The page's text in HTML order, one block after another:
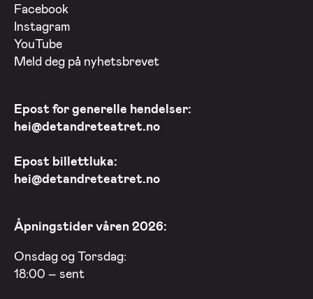
Facebook
Instagram
YouTube
Meld deg på nyhetsbrevet
Epost for generelle hendelser:
hei@detandreteatret.no
Epost billettluka:
hei@detandreteatret.no
Åpningstider våren 2026:
Onsdag og Torsdag:
18:00 – sent